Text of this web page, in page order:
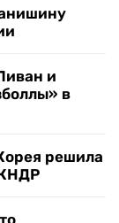
и
в
решила